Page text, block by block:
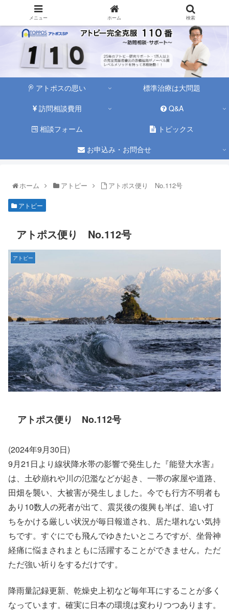
アトポスの思い
標準治療は大問題
訪問相談費用
Q&A
相談フォーム
トピックス
お申込み・お問合せ
ホーム アトピー アトポス便り No.112号
アトピー
アトポス便り No.112号
アトピー
アトポス便り No.112号
(2024年9月30日)
9月21日より線状降水帯の影響で発生した『能登大水害』
は、土砂崩れや川の氾濫などが起き、一帯の家屋や道路、
田畑を襲い、大被害が発生しました。今でも行方不明者も
あり10数人の死者が出て、震災後の復興も半ば、追い打
ちをかける厳しい状況が毎日報道され、居た堪れない気持
ちです。すぐにでも飛んでゆきたいところですが、坐骨神
経痛に悩まされまともに活躍することができません。ただ
ただ強い祈りをするだけです。
降雨量記録更新、乾燥史上初など毎年耳にすることが多く
なっています。確実に日本の環境は変わりつつあります。
メニュー ホーム 検索